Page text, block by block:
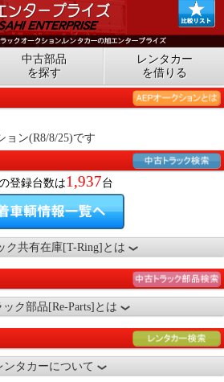
中古部品
を探す
レンタカー
を借りる
ョン(R8/8/25)です
登録台数は1,937台
ク共有在庫[T-Ring]とは
ク部品[Re-Parts]とは
ンタカーについて